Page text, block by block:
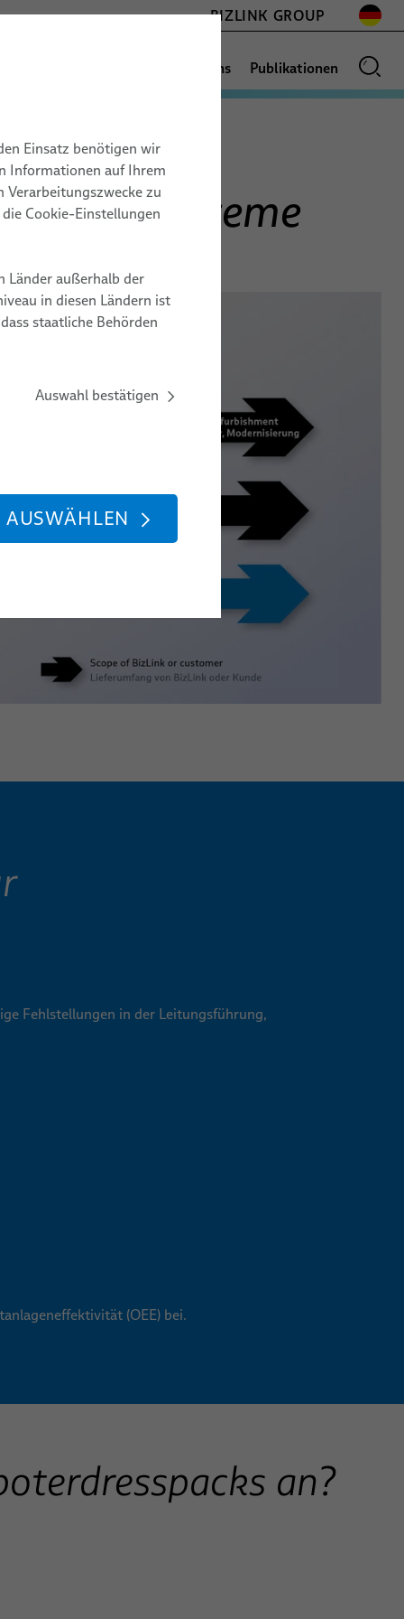
BIZLINK GROUP
GLOSSAR
Über uns
17.11. – 19.11.2026
Space Tech Expo
ZZ20
Publikationen
Fehlstellungen in der Leitungsführung,
(OEE) bei.
an?
Einsatz benötigen wir
Informationen auf Ihrem
Verarbeitungszwecke zu
Cookie-Einstellungen
Länder außerhalb der
in diesen Ländern ist
staatliche Behörden
Auswahl bestätigen
AUSWÄHLEN